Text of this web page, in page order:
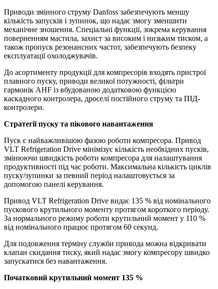
Приводи змінного струму Danfoss забезпечують меншу
кількість запусків і зупинок, що надає змогу зменшити
механічне зношення. Спеціальні функції, зокрема керування
поверненням мастила, захист за високим і низьким тиском, а
також пропуск резонансних частот, забезпечують безпеку
експлуатації охолоджувачів.
До асортименту продукції для компресорів входять пристрої
плавного пуску, приводи великої потужності, фільтри
гармонік AHF із вбудованою додатковою функцією
каскадного контролера, дроселі постійного струму та ПІД-
контролери.
Стратегії пуску та пікового навантаження
Пуск є найважливішою фазою роботи компресора. Привод
VLT Refrigeration Drive мінімізує кількість необхідних пусків,
змінюючи швидкість роботи компресора для налаштування
продуктивності під час роботи. Максимальна кількість циклів
пуску/зупинки за певний період налаштовується за
допомогою панелі керування.
Привод VLT Refrigeration Drive видає 135 % від номінального
пускового крутильного моменту протягом короткого періоду.
За нормального режиму роботи крутильний момент у 110 %
від номінального працює протягом 60 секунд.
Для подовження терміну служби привода можна відкривати
клапан скидання тиску, який надає змогу компресору швидко
запускатися без навантаження.
Початковий крутильний момент 135 %